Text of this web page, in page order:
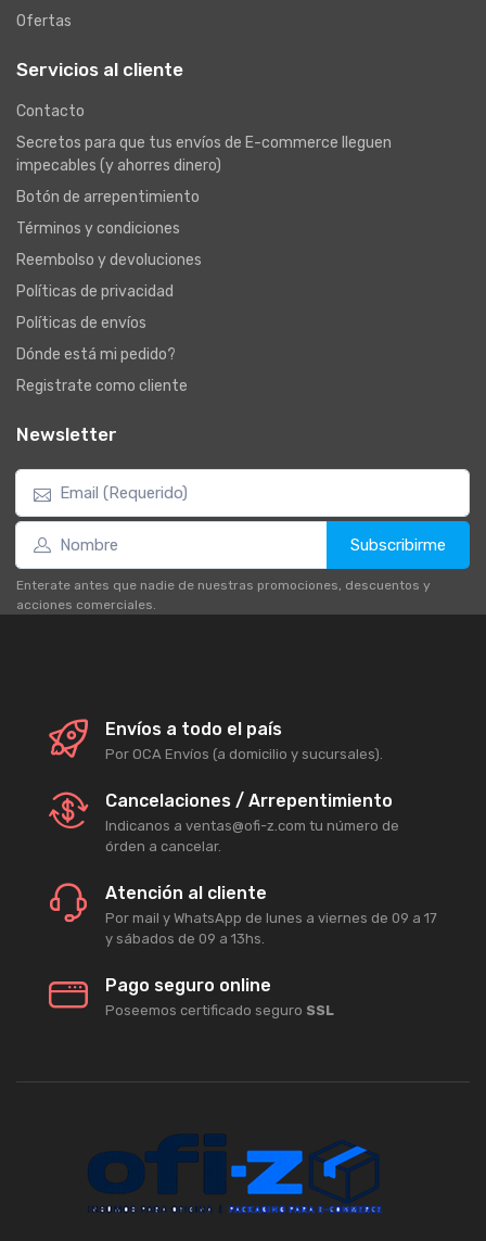
Ofertas
Servicios al cliente
Contacto
Secretos para que tus envíos de E-commerce lleguen
impecables (y ahorres dinero)
Botón de arrepentimiento
Términos y condiciones
Reembolso y devoluciones
Políticas de privacidad
Políticas de envíos
Dónde está mi pedido?
Registrate como cliente
Newsletter
Subscribirme
Enterate antes que nadie de nuestras promociones, descuentos y
acciones comerciales.
Envíos a todo el país
Por OCA Envíos (a domicilio y sucursales).
Cancelaciones / Arrepentimiento
Indicanos a ventas@ofi-z.com tu número de
órden a cancelar.
Atención al cliente
Por mail y WhatsApp de lunes a viernes de 09 a 17
y sábados de 09 a 13hs.
Pago seguro online
Poseemos certificado seguro SSL